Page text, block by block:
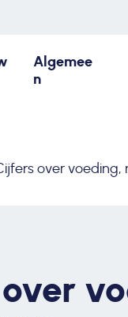
Algemee
n
over voeding,